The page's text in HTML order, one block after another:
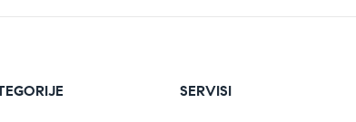
SERVISI